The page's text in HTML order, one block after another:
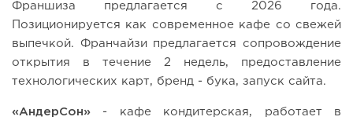
Франшиза предлагается с 2026 года.
Позиционируется как современное кафе со свежей
выпечкой. Франчайзи предлагается сопровождение
открытия в течение 2 недель, предоставление
технологических карт, бренд - бука, запуск сайта.
«АндерСон» - кафе кондитерская, работает в